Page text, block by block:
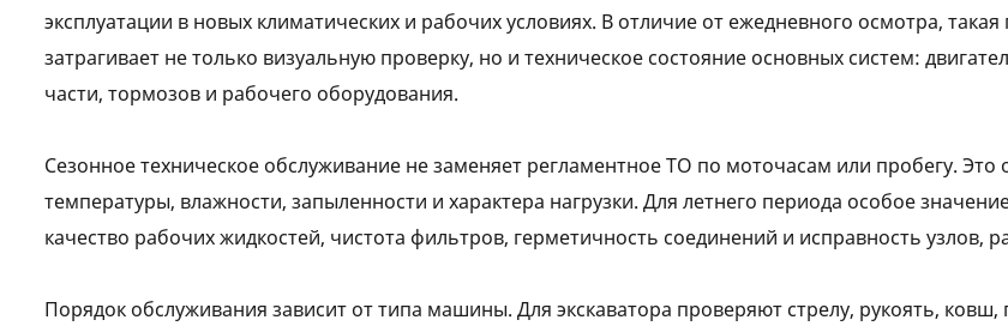
эксплуатации в новых климатических и рабочих условиях. В отличие от ежедневного осмотра, такая
затрагивает не только визуальную проверку, но и техническое состояние основных систем:
части, тормозов и рабочего оборудования.
Сезонное техническое обслуживание не заменяет регламентное ТО по моточасам или пробегу.
температуры, влажности, запыленности и характера нагрузки. Для летнего периода особое
качество рабочих жидкостей, чистота фильтров, герметичность соединений и исправность узлов,
Порядок обслуживания зависит от типа машины. Для экскаватора проверяют стрелу, рукоять,